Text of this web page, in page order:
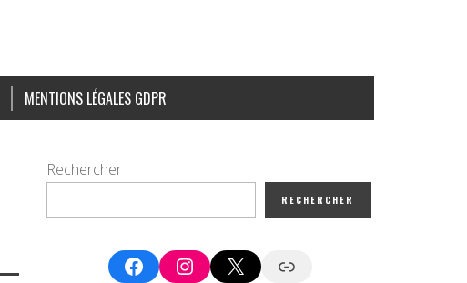
MENTIONS LÉGALES GDPR
Rechercher
RECHERCHER
FacebookInstagram
X Google News